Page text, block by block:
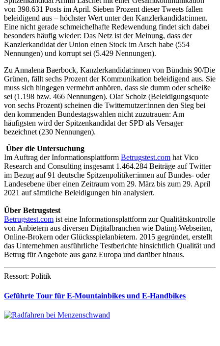
von 398.631 Posts im April. Sieben Prozent dieser Tweets fallen
beleidigend aus – höchster Wert unter den Kanzlerkandidat:innen.
Eine nicht gerade schmeichelhafte Redewendung findet sich dabei
besonders häufig wieder: Das Netz ist der Meinung, dass der
Kanzlerkandidat der Union einen Stock im Arsch habe (554
Nennungen) und korrupt sei (5.429 Nennungen).
Zu Annalena Baerbock, Kanzlerkandidat:innen von Bündnis 90/Die
Grünen, fällt sechs Prozent der Kommunikation beleidigend aus. Sie
muss sich hingegen vermehrt anhören, dass sie dumm oder scheiße
sei (1.198 bzw. 466 Nennungen). Olaf Scholz (Beleidigungsquote
von sechs Prozent) scheinen die Twitternutzer:innen den Sieg bei
den kommenden Bundestagswahlen nicht zuzutrauen: Am
häufigsten wird der Spitzenkandidat der SPD als Versager
bezeichnet (230 Nennungen).
Über die Untersuchung
Im Auftrag der Informationsplattform Betrugstest.com hat Vico
Research and Consulting insgesamt 1.464.284 Beiträge auf Twitter
im Bezug auf 91 deutsche Spitzenpolitiker:innen auf Bundes- oder
Landesebene über einen Zeitraum vom 29. März bis zum 29. April
2021 auf sämtliche Beleidigungen hin analysiert.
Über Betrugstest
Betrugstest.com ist eine Informationsplattform zur Qualitätskontrolle
von Anbietern aus diversen Digitalbranchen wie Dating-Webseiten,
Online-Brokern oder Glücksspielanbietern. 2015 gegründet, erstellt
das Unternehmen ausführliche Testberichte hinsichtlich Qualität und
Betrug für Angebote aus ganz Europa und darüber hinaus.
Ressort: Politik
Geführte Tour für E-Mountainbikes und E-Handbikes